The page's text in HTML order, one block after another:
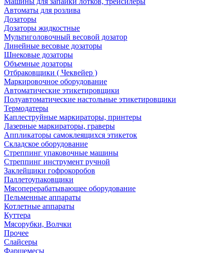
Автоматы для розлива
Дозаторы
Дозаторы жидкостные
Мультиголовочный весовой дозатор
Линейные весовые дозаторы
Шнековые дозаторы
Объемные дозаторы
Отбраковщики ( Чеквейер )
Маркировочное оборудование
Автоматические этикетировщики
Полуавтоматические настольные этикетировщики
Термодатеры
Каплеструйные маркираторы, принтеры
Лазерные маркираторы, граверы
Аппликаторы самоклеящихся этикеток
Складское оборудование
Стреппинг упаковочные машины
Стреппинг инструмент ручной
Заклейщики гофрокоробов
Паллетоупаковщики
Мясоперерабатывающее оборудование
Пельменные аппараты
Котлетные аппараты
Куттера
Мясорубки, Волчки
Прочее
Слайсеры
Фаршемесы